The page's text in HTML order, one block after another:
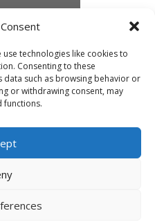
technologies like cookies to
Consenting to these
such as browsing behavior or
or withdrawing consent, may
functions.
noi